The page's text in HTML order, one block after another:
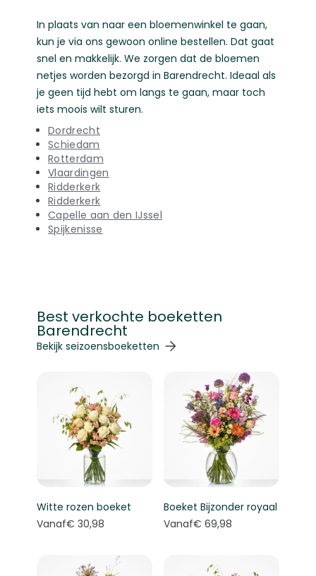
In plaats van naar een bloemenwinkel te gaan,
kun je via ons gewoon online bestellen. Dat gaat
snel en makkelijk. We zorgen dat de bloemen
netjes worden bezorgd in Barendrecht. Ideaal als
je geen tijd hebt om langs te gaan, maar toch
iets moois wilt sturen.
Dordrecht
Schiedam
Rotterdam
Vlaardingen
Ridderkerk
Ridderkerk
Capelle aan den IJssel
Spijkenisse
Best verkochte boeketten
Barendrecht
Navigeren door de elementen van de carrousel is
Druk om carrousel over te slaan
Bekijk seizoensboeketten
Witte rozen boeket
Vanaf€ 30,98
Boeket Bijzonder royaal
Vanaf€ 69,98